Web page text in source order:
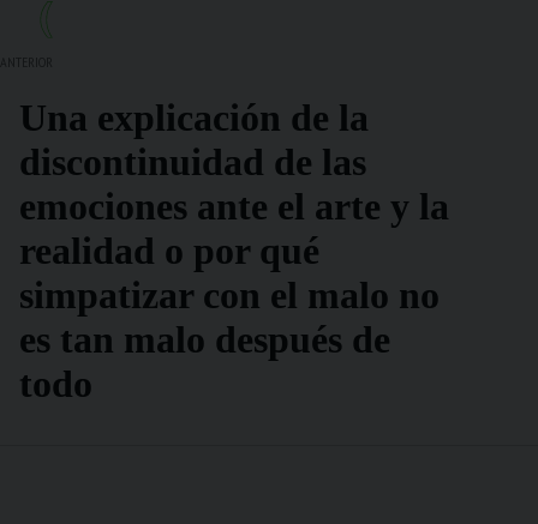
Una explicación de la
discontinuidad de las
emociones ante el arte y la
realidad o por qué
simpatizar con el malo no
es tan malo después de
todo